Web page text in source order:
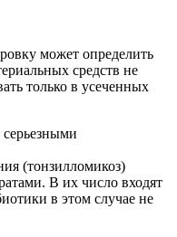
может определить
средств не
только в усеченных
серьезными
(тонзилломикоз)
В их число входят
в этом случае не